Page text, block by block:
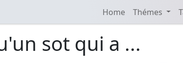
Home Thémes
sot qui a ...